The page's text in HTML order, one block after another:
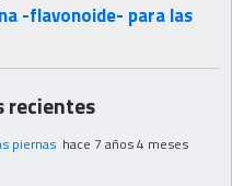
-flavonoide- para las
recientes
piernas hace 7 años 4 meses